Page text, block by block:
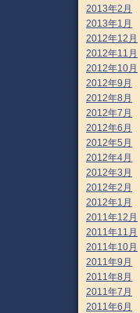
2013年2月
2013年1月
2012年12月
2012年11月
2012年10月
2012年9月
2012年8月
2012年7月
2012年6月
2012年5月
2012年4月
2012年3月
2012年2月
2012年1月
2011年12月
2011年11月
2011年10月
2011年9月
2011年8月
2011年7月
2011年6月